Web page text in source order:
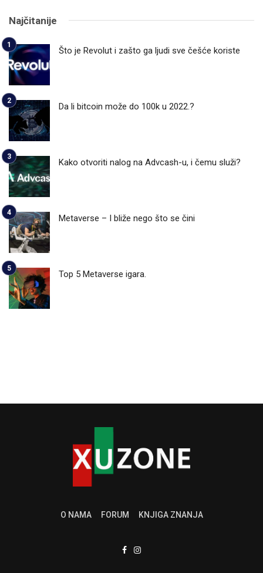
Najčitanije
Što je Revolut i zašto ga ljudi sve češće koriste
Da li bitcoin može do 100k u 2022.?
Kako otvoriti nalog na Advcash-u, i čemu služi?
Metaverse – I bliže nego što se čini
Top 5 Metaverse igara.
O NAMA FORUM KNJIGA ZNANJA